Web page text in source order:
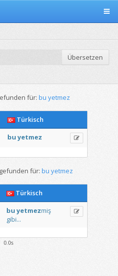
Übersetzen
für: bu yetmez
Türkisch
bu yetmez
für: bu yetmez
Türkisch
bu yetmezmiş
gibi...
0.0s